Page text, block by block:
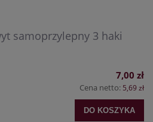
samoprzylepny 3 haki
7,00 zł
Cena netto: 5,69 zł
DO KOSZYKA